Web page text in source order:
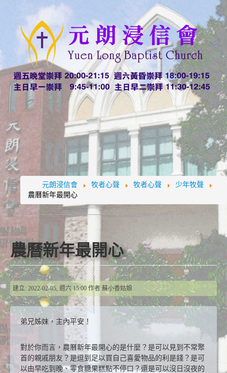
元朗浸信會 牧者心聲 牧者心聲
少年牧聲
農曆新年最開心
農曆新年最開心
建立: 2022-02-05, 週六 15:00 作者 蘇小香姑娘
弟兄姊妹，主內平安！
對於你而言，農曆新年最開心的是什麼？是可以見到不常聚
首的親戚朋友？是逗到足以買自己喜愛物品的利是錢？是可
以由早吃到晚、零食糖果糕點不停口？還是可以沒日沒夜的